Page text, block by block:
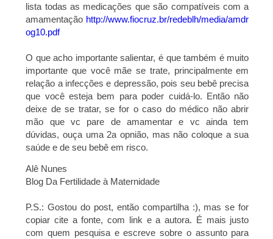
lista todas as medicações que são compatíveis com a
amamentação http://www.fiocruz.br/redeblh/media/amdr
og10.pdf
O que acho importante salientar, é que também é muito
importante que você mãe se trate, principalmente em
relação a infecções e depressão, pois seu bebê precisa
que você esteja bem para poder cuidá-lo. Então não
deixe de se tratar, se for o caso do médico não abrir
mão que vc pare de amamentar e vc ainda tem
dúvidas, ouça uma 2a opnião, mas não coloque a sua
saúde e de seu bebê em risco.
Alê Nunes
Blog Da Fertilidade à Maternidade
P.S.: Gostou do post, então compartilha :), mas se for
copiar cite a fonte, com link e a autora. É mais justo
com quem pesquisa e escreve sobre o assunto para